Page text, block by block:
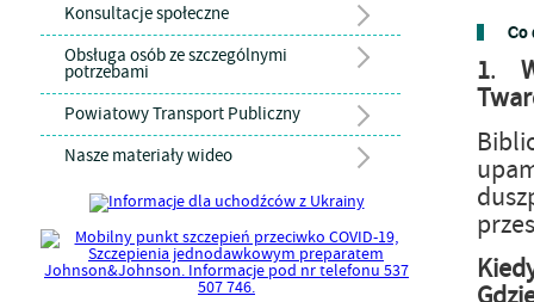
Konsultacje społeczne
Obsługa osób ze szczególnymi
potrzebami
Powiatowy Transport Publiczny
Nasze materiały wideo
Co
1.